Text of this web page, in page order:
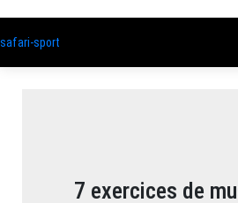
safari-sport
7 exercices de